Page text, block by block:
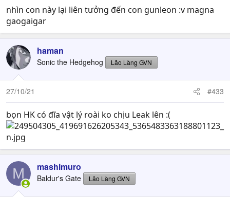
nhìn con này lại liên tưởng đến con gunleon :v magna
gaogaigar
haman
Sonic the Hedgehog Lão Làng GVN
27/10/21 #433
bọn HK có đĩa vật lý roài ko chịu Leak lên :(
M mashimuro
Baldur's Gate Lão Làng GVN